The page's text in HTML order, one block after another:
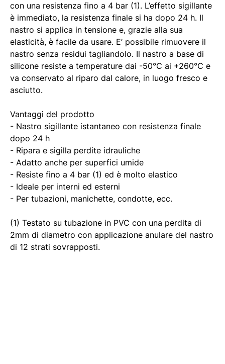
con una resistenza fino a 4 bar (1). L’effetto sigillante
è immediato, la resistenza finale si ha dopo 24 h. Il
nastro si applica in tensione e, grazie alla sua
elasticità, è facile da usare. E’ possibile rimuovere il
nastro senza residui tagliandolo. Il nastro a base di
silicone resiste a temperature dai -50°C ai +260°C e
va conservato al riparo dal calore, in luogo fresco e
asciutto.
Vantaggi del prodotto
- Nastro sigillante istantaneo con resistenza finale
dopo 24 h
- Ripara e sigilla perdite idrauliche
- Adatto anche per superfici umide
- Resiste fino a 4 bar (1) ed è molto elastico
- Ideale per interni ed esterni
- Per tubazioni, manichette, condotte, ecc.
(1) Testato su tubazione in PVC con una perdita di
2mm di diametro con applicazione anulare del nastro
di 12 strati sovrapposti.